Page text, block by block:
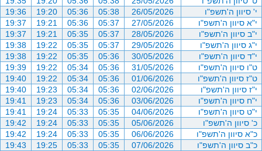
י' סיוון ה'תשפ"ו
26/05/2026
05:38
05:36
19:20
19:36
י"א סיוון ה'תשפ"ו
27/05/2026
05:37
05:36
19:21
19:37
י"ב סיוון ה'תשפ"ו
28/05/2026
05:37
05:35
19:21
19:37
י"ג סיוון ה'תשפ"ו
29/05/2026
05:37
05:35
19:22
19:38
י"ד סיוון ה'תשפ"ו
30/05/2026
05:36
05:35
19:22
19:38
ט"ו סיוון ה'תשפ"ו
31/05/2026
05:36
05:34
19:22
19:39
ט"ז סיוון ה'תשפ"ו
01/06/2026
05:36
05:34
19:22
19:40
י"ז סיוון ה'תשפ"ו
02/06/2026
05:36
05:34
19:23
19:40
י"ח סיוון ה'תשפ"ו
03/06/2026
05:36
05:34
19:23
19:41
י"ט סיוון ה'תשפ"ו
04/06/2026
05:35
05:33
19:24
19:41
כ' סיוון ה'תשפ"ו
05/06/2026
05:35
05:33
19:24
19:42
כ"א סיוון ה'תשפ"ו
06/06/2026
05:35
05:33
19:24
19:42
כ"ב סיוון ה'תשפ"ו
07/06/2026
05:35
05:33
19:25
19:43